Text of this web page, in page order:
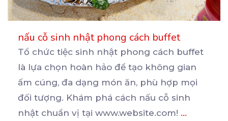
nấu cỗ sinh nhật phong cách buffet
Tổ chức tiệc sinh nhật phong cách buffet
là lựa chọn hoàn hảo để tạo không gian
ấm cúng, đa dạng món ăn, phù hợp mọi
đối tượng. Khám phá cách nấu cỗ sinh
nhật chuẩn vị tại www.website.com! ...